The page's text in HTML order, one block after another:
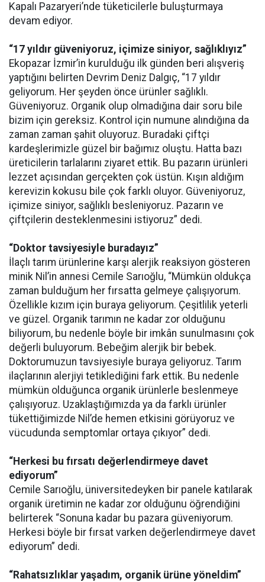
Kapalı Pazaryeri’nde tüketicilerle buluşturmaya
devam ediyor.
“17 yıldır güveniyoruz, içimize siniyor, sağlıklıyız”
Ekopazar İzmir’in kurulduğu ilk günden beri alışveriş
yaptığını belirten Devrim Deniz Dalgıç, “17 yıldır
geliyorum. Her şeyden önce ürünler sağlıklı.
Güveniyoruz. Organik olup olmadığına dair soru bile
bizim için gereksiz. Kontrol için numune alındığına da
zaman zaman şahit oluyoruz. Buradaki çiftçi
kardeşlerimizle güzel bir bağımız oluştu. Hatta bazı
üreticilerin tarlalarını ziyaret ettik. Bu pazarın ürünleri
lezzet açısından gerçekten çok üstün. Kışın aldığım
kerevizin kokusu bile çok farklı oluyor. Güveniyoruz,
içimize siniyor, sağlıklı besleniyoruz. Pazarın ve
çiftçilerin desteklenmesini istiyoruz” dedi.
“Doktor tavsiyesiyle buradayız”
İlaçlı tarım ürünlerine karşı alerjik reaksiyon gösteren
minik Nil’in annesi Cemile Sarıoğlu, “Mümkün oldukça
zaman bulduğum her fırsatta gelmeye çalışıyorum.
Özellikle kızım için buraya geliyorum. Çeşitlilik yeterli
ve güzel. Organik tarımın ne kadar zor olduğunu
biliyorum, bu nedenle böyle bir imkân sunulmasını çok
değerli buluyorum. Bebeğim alerjik bir bebek.
Doktorumuzun tavsiyesiyle buraya geliyoruz. Tarım
ilaçlarının alerjiyi tetiklediğini fark ettik. Bu nedenle
mümkün olduğunca organik ürünlerle beslenmeye
çalışıyoruz. Uzaklaştığımızda ya da farklı ürünler
tükettiğimizde Nil’de hemen etkisini görüyoruz ve
vücudunda semptomlar ortaya çıkıyor” dedi.
“Herkesi bu fırsatı değerlendirmeye davet
ediyorum”
Cemile Sarıoğlu, üniversitedeyken bir panele katılarak
organik üretimin ne kadar zor olduğunu öğrendiğini
belirterek “Sonuna kadar bu pazara güveniyorum.
Herkesi böyle bir fırsat varken değerlendirmeye davet
ediyorum” dedi.
“Rahatsızlıklar yaşadım, organik ürüne yöneldim”